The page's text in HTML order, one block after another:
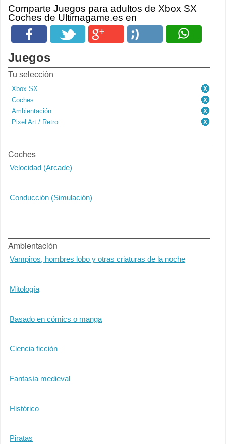
Comparte Juegos para adultos de Xbox SX
Coches de Ultimagame.es en
Juegos
Tu selección
Xbox SX
Coches
Ambientación
Pixel Art / Retro
Coches
Velocidad (Arcade)
Conducción (Simulación)
Ambientación
Vampiros, hombres lobo y otras criaturas de la noche
Mitología
Basado en cómics o manga
Ciencia ficción
Fantasía medieval
Histórico
Piratas